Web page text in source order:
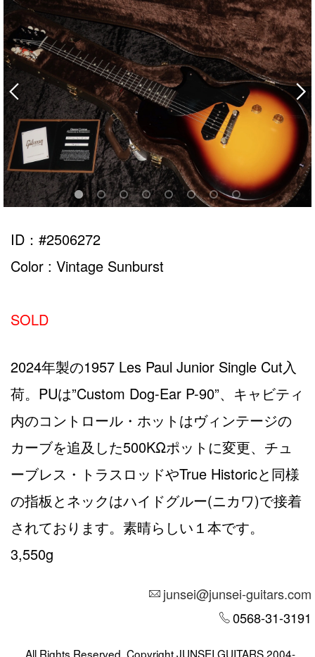
ID：#2506272
Color : Vintage Sunburst
SOLD
2024年製の1957 Les Paul Junior Single Cut入
荷。PUは”Custom Dog-Ear P-90”、キャビティ
内のコントロール・ホットはヴィンテージの
カーブを追及した500KΩポットに変更、チュ
ーブレス・トラスロッドやTrue Historicと同様
の指板とネックはハイドグルー(ニカワ)で接着
されております。素晴らしい１本です。
3,550g
junsei@junsei-guitars.com
0568-31-3191
All Rights Reserved, Copyright JUNSEI GUITARS 2004-